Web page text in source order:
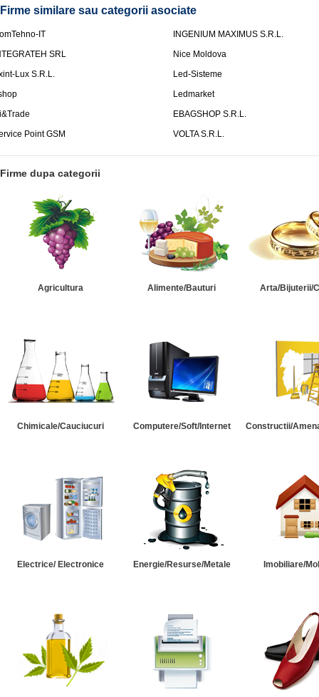
Firme similare sau categorii asociate
IT
INGENIUM MAXIMUS S.R.L.
SRL
Nice Moldova
Lux S.R.L.
Led-Sisteme
Ledmarket
EBAGSHOP S.R.L.
Point GSM
VOLTA S.R.L.
Firme dupa categorii
Agricultura Alimente/Bauturi Arta/Bijuterii/
Chimicale/Cauciucuri Computere/Soft/Internet Constructii/
Electrice/ Electronice Energie/Resurse/Metale Imobiliare/